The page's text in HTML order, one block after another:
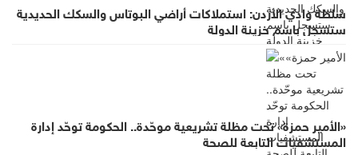
سلطة وادي الأردن: استملاكات أراضي البوتاس والسكك الحديدية
ستسجل باسم خزينة الدولة
«الأمير حمزة» تحت مظلة تشريعية موحّدة.. الحكومة توحّد إدارة
المستشفيات التابعة للصحة